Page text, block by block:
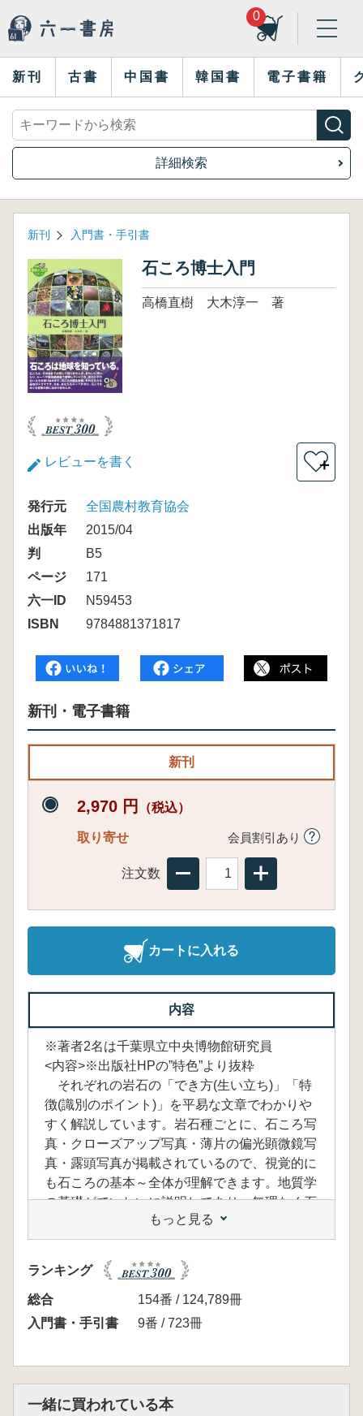
0
新刊 古書 中国書 韓国書 電子書籍
詳細検索
新刊 入門書・手引書
石ころ博士入門
高橋直樹 大木淳一 著
レビューを書く ＋
発行元
全国農村教育協会
出版年
2015/04
判
B5
ページ
171
六一ID
N59453
ISBN
9784881371817
新刊・電子書籍
新刊
2,970 円 （税込）
取り寄せ 会員割引あり
注文数
カートに入れる
内容
※著者2名は千葉県立中央博物館研究員
<内容>※出版社HPの”特色”より抜粋
それぞれの岩石の「でき方(生い立ち)」「特
徴(識別のポイント)」を平易な文章でわかりや
すく解説しています。岩石種ごとに、石ころ写
真・クローズアップ写真・薄片の偏光顕微鏡写
真・露頭写真が掲載されているので、視覚的に
も石ころの基本～全体が理解できます。地質学
の基礎がていねいに説明してあり、無理なく石
ころの世界に入門できます。石ころの名前付け
は難しいことですが、本書を読めば石ころ鑑定
の基礎がマスターできます。
<目次>
序章 石はどこにあるの?
第1章 石って何?
もっと見る
ランキング
総合
154番 / 124,789冊
入門書・手引書
9番 / 723冊
一緒に買われている本